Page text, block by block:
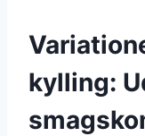
kylling: